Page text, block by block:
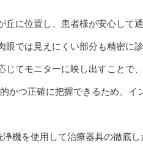
に位置し、患者様が安心して
では見えにくい部分も精密に
てモニターに映し出すことで
かつ正確に把握できるため、
機を使用して治療器具の徹底し